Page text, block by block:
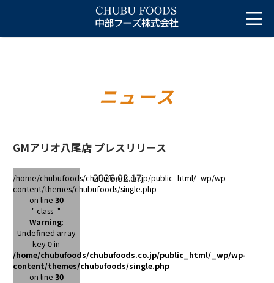
ニュース
GMアリオ八尾店 プレスリリース
/home/chubufoods/chubufoods.co.jp/public_html/_wp/wp-
content/themes/chubufoods/single.php
on line 30
" class="
Warning:
Undefined array
key 0 in
/home/chubufoods/chubufoods.co.jp/public_html/_wp/wp-
content/themes/chubufoods/single.php
on line 30
2026.02.17